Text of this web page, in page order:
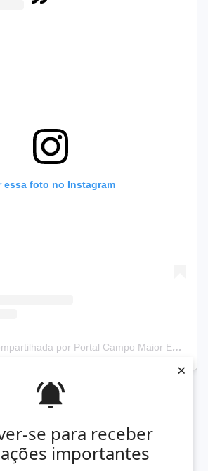
se para receber
importantes
×
essa foto no Instagram
Uma publicação compartilhada por Portal Campo Maior Em Foco® (@cm_emfoco)